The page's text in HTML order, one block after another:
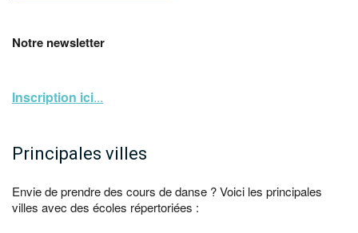
Notre newsletter
Inscription ici...
Principales villes
Envie de prendre des cours de danse ? Voici les principales
villes avec des écoles répertoriées :